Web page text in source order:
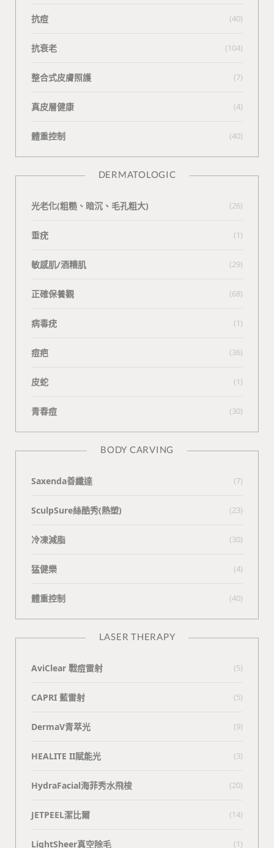
抗痘 (40)
抗衰老 (104)
整合式皮膚照護 (7)
真皮層健康 (4)
體重控制 (40)
DERMATOLOGIC
光老化(粗糙、暗沉、毛孔粗大) (26)
垂疣 (1)
敏感肌/酒糟肌 (29)
正確保養觀 (68)
病毒疣 (1)
痘疤 (36)
皮蛇 (1)
青春痘 (30)
BODY CARVING
Saxenda善纖達 (7)
SculpSure絲酷秀(熱塑) (23)
冷凍減脂 (30)
猛健樂 (4)
體重控制 (40)
LASER THERAPY
AviClear 戰痘雷射 (5)
CAPRI 藍雷射 (5)
DermaV青萃光 (9)
HEALITE II賦能光 (3)
HydraFacial海菲秀水飛梭 (20)
JETPEEL潔比爾 (14)
LightSheer真空除毛 (1)